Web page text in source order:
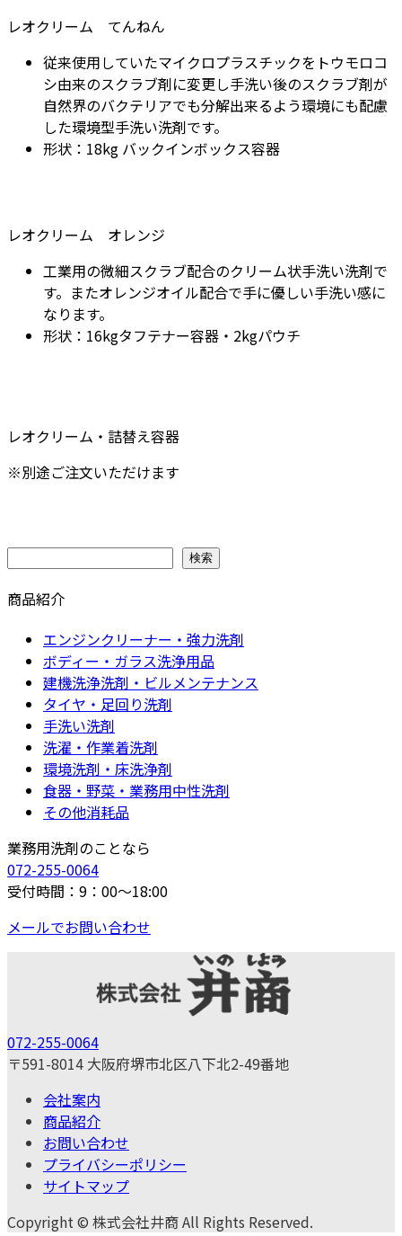
レオクリーム てんねん
従来使用していたマイクロプラスチックをトウモロコ
シ由来のスクラブ剤に変更し手洗い後のスクラブ剤が
自然界のバクテリアでも分解出来るよう環境にも配慮
した環境型手洗い洗剤です。
形状：18kg バックインボックス容器
レオクリーム オレンジ
工業用の微細スクラブ配合のクリーム状手洗い洗剤で
す。またオレンジオイル配合で手に優しい手洗い感に
なります。
形状：16kgタフテナー容器・2kgパウチ
レオクリーム・詰替え容器
※別途ご注文いただけます
検索
商品紹介
エンジンクリーナー・強力洗剤
ボディー・ガラス洗浄用品
建機洗浄洗剤・ビルメンテナンス
タイヤ・足回り洗剤
手洗い洗剤
洗濯・作業着洗剤
環境洗剤・床洗浄剤
食器・野菜・業務用中性洗剤
その他消耗品
業務用洗剤のことなら
072-255-0064
受付時間：9：00～18:00
メールでお問い合わせ
072-255-0064
〒591-8014 大阪府堺市北区八下北2-49番地
会社案内
商品紹介
お問い合わせ
プライバシーポリシー
サイトマップ
Copyright © 株式会社井商 All Rights Reserved.